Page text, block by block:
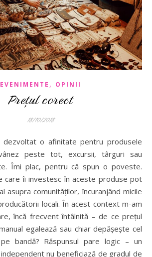
EVENIMENTE , OPINII
Prețul corect
18/10/2018
peste tot, excursii, târguri sau
Îmi plac, pentru că spun o poveste.
care îi investesc în aceste produse pot
asupra comunităților, încuranjând micile
locali. În acest context m-am
încă frecvent întâlnită – de ce prețul
egalează sau chiar depășește cel
bandă? Răspunsul pare logic – un
nu beneficiază de gradul de